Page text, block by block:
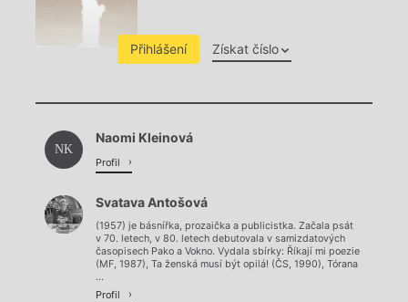
Přihlášení Získat číslo
Chviličku.
Načítá se.
NK
Naomi Kleinová
Profil
Svatava Antošová
(1957) je básnířka, prozaička a publicistka. Začala psát
v 70. letech, v 80. letech debutovala v samizdatových
časopisech Pako a Vokno. Vydala sbírky: Říkají mi poezie
(MF, 1987), Ta ženská musí být opilá! (ČS, 1990), Tórana
...
Profil